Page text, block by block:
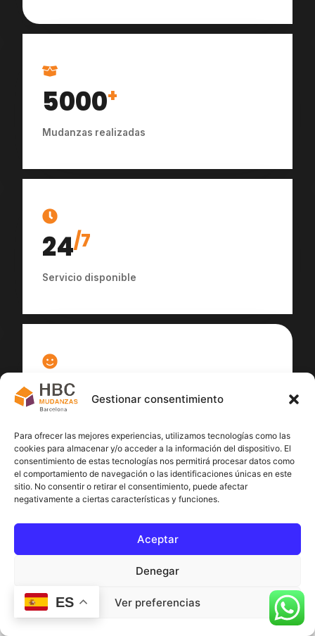
Gestionar consentimiento
Para ofrecer las mejores experiencias, utilizamos tecnologías como las
cookies para almacenar y/o acceder a la información del dispositivo. El
consentimiento de estas tecnologías nos permitirá procesar datos como
el comportamiento de navegación o las identificaciones únicas en este
sitio. No consentir o retirar el consentimiento, puede afectar
negativamente a ciertas características y funciones.
Aceptar
Denegar
Ver preferencias
5000+
Mudanzas realizadas
24/7
Servicio disponible
100
ES